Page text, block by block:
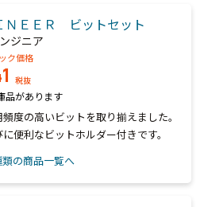
ＮＥＥＲ ビットセット
ジニア
ク価格
税抜
品があります
度の高いビットを取り揃えました。
便利なビットホルダー付きです。
類の商品一覧へ